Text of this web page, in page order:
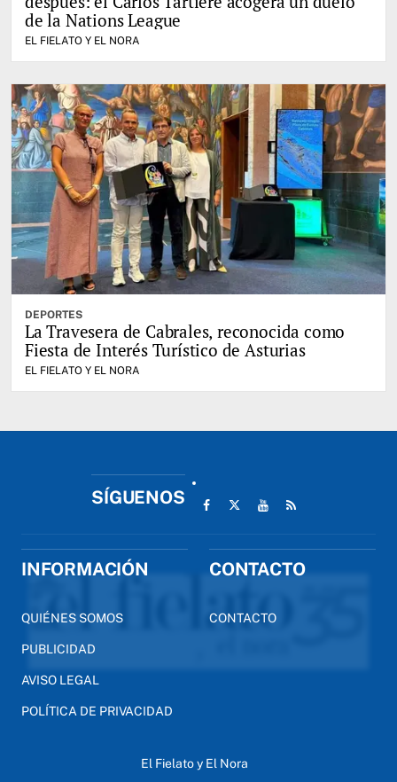
de la Nations League
EL FIELATO Y EL NORA
DEPORTES
La Travesera de Cabrales, reconocida como
Fiesta de Interés Turístico de Asturias
EL FIELATO Y EL NORA
SÍGUENOS
INFORMACIÓN
QUIÉNES SOMOS
PUBLICIDAD
AVISO LEGAL
POLÍTICA DE PRIVACIDAD
CONTACTO
CONTACTO
El Fielato y El Nora